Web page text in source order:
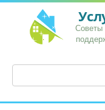
Перейти
контенту
Советы
Поиск: